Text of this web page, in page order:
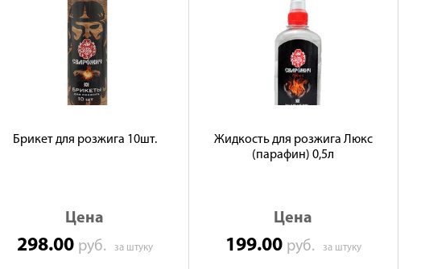
Брикет для розжига 10шт.
Цена
298.00 руб. за штуку
Жидкость для розжига Люкс
(парафин) 0,5л
Цена
199.00 руб. за штуку